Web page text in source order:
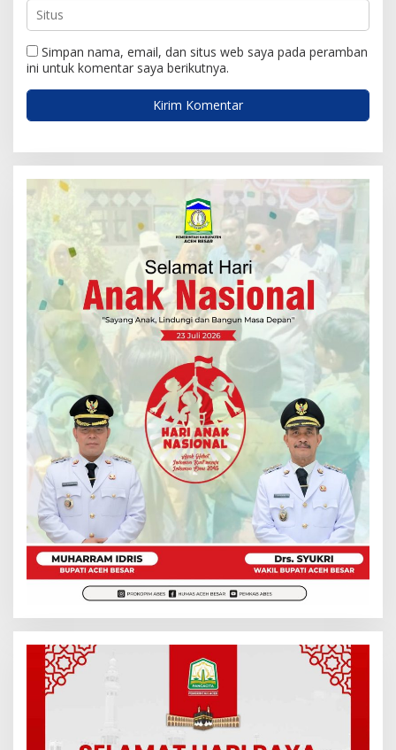
Simpan nama, email, dan situs web saya pada peramban
ini untuk komentar saya berikutnya.